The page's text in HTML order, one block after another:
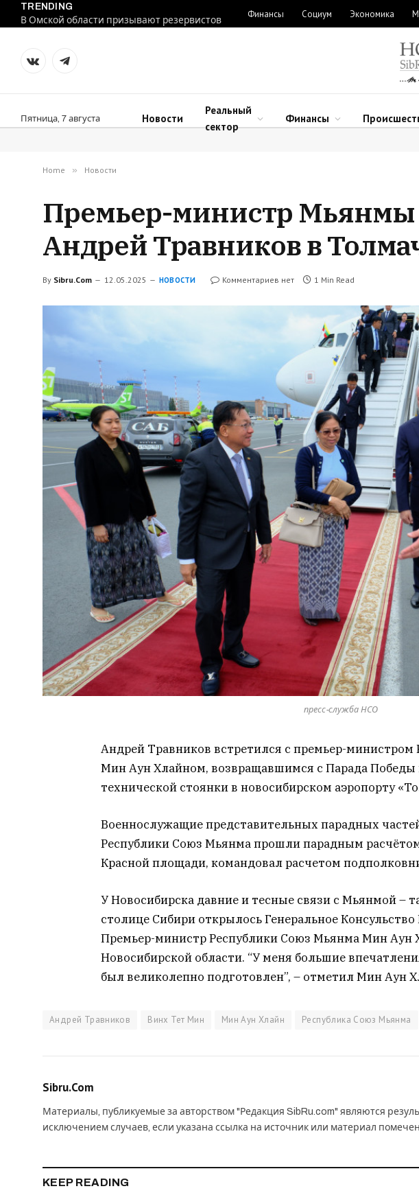
TRENDING
В Омской области призывают резервистов
Финансы Социум Экономика
VKontakteTelegram
Пятница, 7 августа Новости
Реальный
сектор
Финансы
Home » Новости
Премьер-министр
Андрей Травников в
By Sibru.Com 12.05.2025 НОВОСТИ Комментариев нет 1 Min Read
пресс-служба НСО
Андрей Травников встретился с премьер-
Мин Аун Хлайном, возвращавшимся с Парада Победы
технической стоянки в новосибирском аэропорту
Военнослужащие представительных парадных
Республики Союз Мьянма прошли парадным
Красной площади, командовал расчетом
У Новосибирска давние и тесные связи с Мьянмой –
столице Сибири открылось Генеральное
Премьер-министр Республики Союз Мьянма Мин Аун
Новосибирской области. “У меня большие
был великолепно подготовлен”, – отметил Мин Аун
Андрей Травников Винх Тет Мин Мин Аун Хлайн Республика Союз Мьянма
Sibru.Com
Материалы, публикуемые за авторством "Редакция SibRu.com" являются
исключением случаев, если указана ссылка на источник или материал
KEEP READING